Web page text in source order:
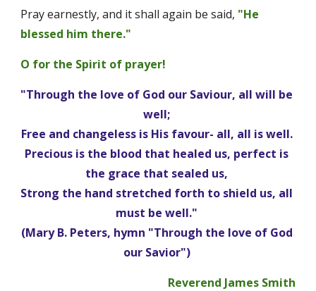
Pray earnestly, and it shall again be said, "He
blessed him there."
O for the Spirit of prayer!
"Through the love of God our Saviour, all will be
well;
Free and changeless is His favour- all, all is well.
Precious is the blood that healed us, perfect is
the grace that sealed us,
Strong the hand stretched forth to shield us, all
must be well."
(Mary B. Peters, hymn "Through the love of God
our Savior")
Reverend James Smith